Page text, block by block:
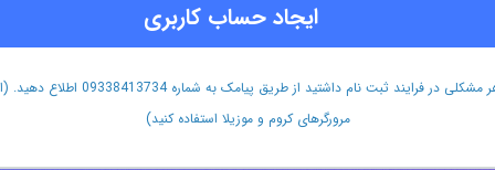
ایجاد حساب کاربری
هر مشکلی در فرایند ثبت نام داشتید از طریق پیامک به شماره 09338413734 اطلاع
مرورگرهای کروم و موزیلا استفاده کنید)